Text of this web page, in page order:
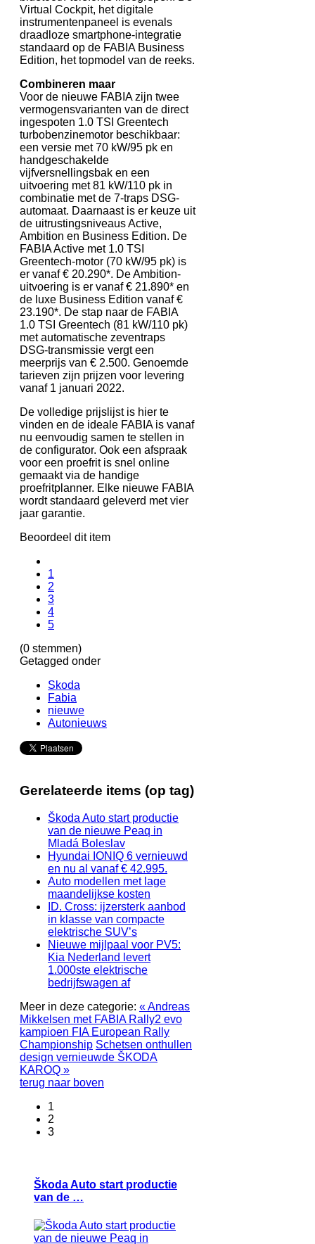
Virtual Cockpit, het digitale
instrumentenpaneel is evenals
draadloze smartphone-integratie
standaard op de FABIA Business
Edition, het topmodel van de reeks.
Combineren maar
Voor de nieuwe FABIA zijn twee
vermogensvarianten van de direct
ingespoten 1.0 TSI Greentech
turbobenzinemotor beschikbaar:
een versie met 70 kW/95 pk en
handgeschakelde
vijfversnellingsbak en een
uitvoering met 81 kW/110 pk in
combinatie met de 7-traps DSG-
automaat. Daarnaast is er keuze uit
de uitrustingsniveaus Active,
Ambition en Business Edition. De
FABIA Active met 1.0 TSI
Greentech-motor (70 kW/95 pk) is
er vanaf € 20.290*. De Ambition-
uitvoering is er vanaf € 21.890* en
de luxe Business Edition vanaf €
23.190*. De stap naar de FABIA
1.0 TSI Greentech (81 kW/110 pk)
met automatische zeventraps
DSG-transmissie vergt een
meerprijs van € 2.500. Genoemde
tarieven zijn prijzen voor levering
vanaf 1 januari 2022.
De volledige prijslijst is hier te
vinden en de ideale FABIA is vanaf
nu eenvoudig samen te stellen in
de configurator. Ook een afspraak
voor een proefrit is snel online
gemaakt via de handige
proefritplanner. Elke nieuwe FABIA
wordt standaard geleverd met vier
jaar garantie.
Beoordeel dit item
1
2
3
4
5
(0 stemmen)
Getagged onder
Skoda
Fabia
nieuwe
Autonieuws
Gerelateerde items (op tag)
Škoda Auto start productie
van de nieuwe Peaq in
Mladá Boleslav
Hyundai IONIQ 6 vernieuwd
en nu al vanaf € 42.995.
Auto modellen met lage
maandelijkse kosten
ID. Cross: ijzersterk aanbod
in klasse van compacte
elektrische SUV’s
Nieuwe mijlpaal voor PV5:
Kia Nederland levert
1.000ste elektrische
bedrijfswagen af
Meer in deze categorie: « Andreas
Mikkelsen met FABIA Rally2 evo
kampioen FIA European Rally
Championship Schetsen onthullen
design vernieuwde ŠKODA
KAROQ »
terug naar boven
1
2
3
Škoda Auto start productie
van de …